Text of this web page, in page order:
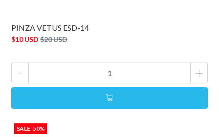
PINZA VETUS ESD-14
$10 USD $20 USD
- +
SALE -50%